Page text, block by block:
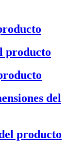
producto
del
producto